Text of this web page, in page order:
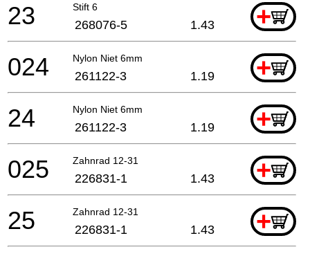
Stift 6 +
23 268076-5 1.43
Nylon Niet 6mm +
024 261122-3 1.19
Nylon Niet 6mm +
24 261122-3 1.19
Zahnrad 12-31 +
025 226831-1 1.43
Zahnrad 12-31 +
25 226831-1 1.43